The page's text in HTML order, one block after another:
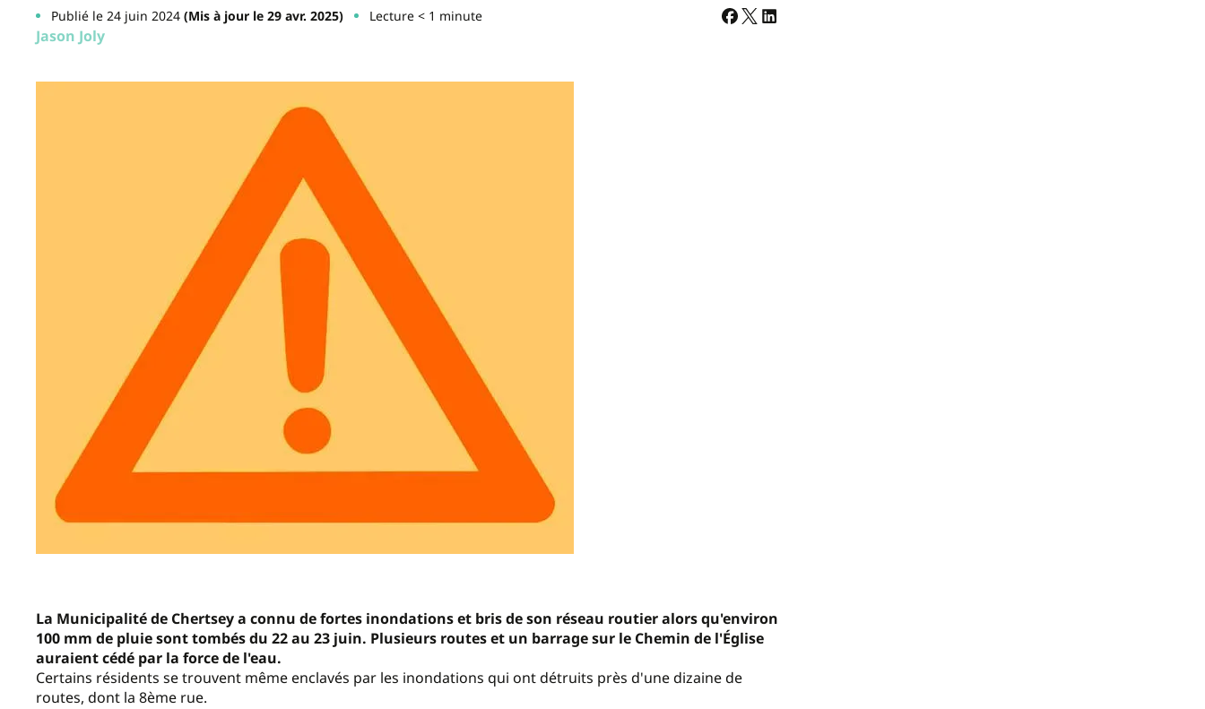
Publié le 24 juin 2024(Mis à jour le 29 avr. 2025) Lecture < 1 minute
Jason Joly
La Municipalité de Chertsey a connu de fortes inondations et bris de son réseau routier alors qu'environ
100 mm de pluie sont tombés du 22 au 23 juin. Plusieurs routes et un barrage sur le Chemin de l'Église
auraient cédé par la force de l'eau.
Certains résidents se trouvent même enclavés par les inondations qui ont détruits près d'une dizaine de
routes, dont la 8ème rue.